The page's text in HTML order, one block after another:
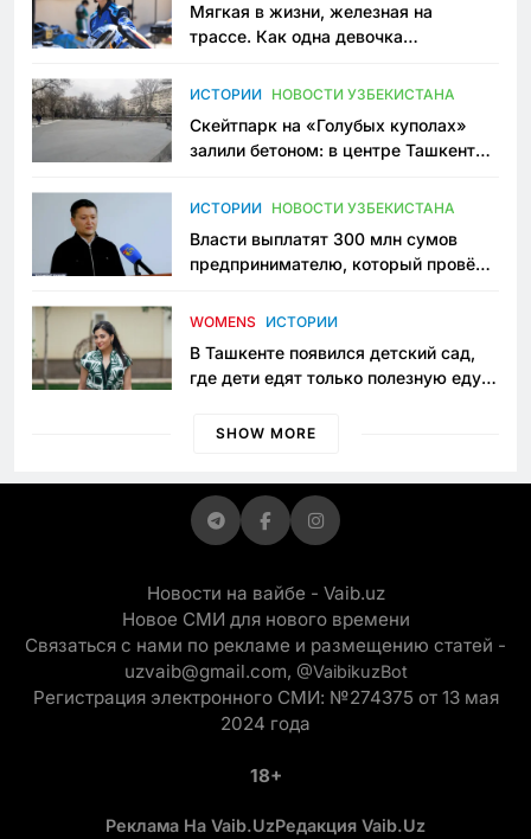
Мягкая в жизни, железная на
трассе. Как одна девочка
Узбекистане
ИСТОРИИ НОВОСТИ УЗБЕКИСТАНА
Скейтпарк на «Голубых куполах»
залили бетоном: в центре Ташкента
пространство
ИСТОРИИ НОВОСТИ УЗБЕКИСТАНА
Власти выплатят 300 млн сумов
предпринимателю, который провёл
приговору
WOMENS ИСТОРИИ
В Ташкенте появился детский сад,
где дети едят только полезную еду.
просить «кашу без сахара»
SHOW MORE
Новости на вайбе - Vaib.uz
Новое СМИ для нового времени
Связаться с нами по рекламе и размещению статей -
uzvaib@gmail.com, @VaibikuzBot
Регистрация электронного СМИ: №274375 от 13 мая
2024 года
18+
Реклама На Vaib.uzРедакция Vaib.uz